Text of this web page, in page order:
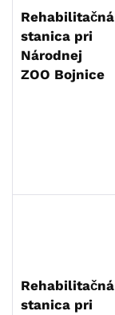
Rehabilitačná
stanica pri
Národnej
ZOO Bojnice
Rehabilitačná
stanica pri